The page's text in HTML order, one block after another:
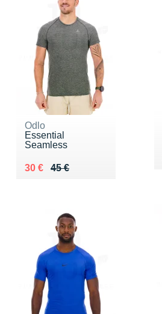
Odlo
Essential
Seamless
45 €
Au lieu de 45 €
30 €
Vendu 30 €